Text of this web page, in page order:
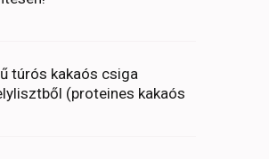
túrós kakaós csiga
(proteines kakaós